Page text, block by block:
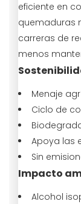
eficiente en
quemaduras
carreras de
menos
Menaje
Ciclo de
Apoya las
Sin
Impacto
Alcohol